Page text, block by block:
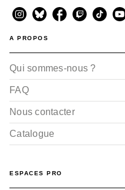
A PROPOS
Qui sommes-nous ?
FAQ
Nous contacter
Catalogue
ESPACES PRO